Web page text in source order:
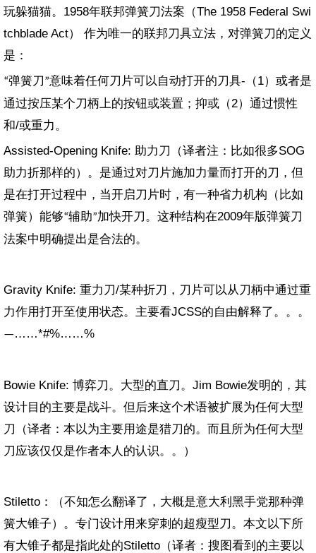
玩躲猫猫。1958年联邦弹簧刀法案（The 1958 Federal Swi
tchblade Act） 作为唯一的联邦刀具立法，对弹簧刀的定义
是：
“弹簧刀”意味着任何刀片可以自动打开的刀具-（1）或者是
通过按压某个刀柄上的按钮或装置；抑或（2）通过惯性
和/或重力。
Assisted-Opening Knife: 助力刀（译者注：比如很多SOG
助力折那样的）。是通过对刀片施加力量而打开的刀，但
是在打开过程中，当开启刀片时，有一种省力机构（比如
弹簧）能够“辅助”加快开刀。这种结构在2009年版弹簧刀
法案中明确提出是合法的。
Gravity Knife: 重力刀/某种折刀，刀片可以从刀柄中通过重
力作用打开至使用状态。主要看JCSS的自由解释了。。。
—……*#%……%
Bowie Knife: 博弈刀。大型的直刀。Jim Bowie发明的，其
设计目的主要是战斗。但后来这个术语被扩展为任何大型
刀（译者：本以为主要用途是猎刀的。而且所为任何大型
刀应该仅仅是作者本人的认识。。）
Stiletto：（不知怎么翻译了，大概是意大利黑手党那种弹
簧大锥子）。专门设计用来穿刺的超瘦型刀。本文以下所
有大锥子都是指此处的Stiletto（译者：搜图看到的主要以